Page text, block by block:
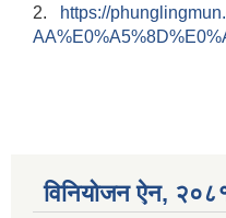
2.
https://
विनियोजन ऐन‚